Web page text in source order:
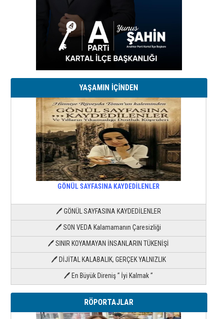
YAŞAMIN İÇİNDEN
GÖNÜL SAYFASINA KAYDEDİLENLER
🖊 GÖNÜL SAYFASINA KAYDEDİLENLER
🖊 SON VEDA Kalamamanın Çaresizliği
🖊 SINIR KOYAMAYAN İNSANLARIN TÜKENİŞİ
🖊 DİJİTAL KALABALIK, GERÇEK YALNIZLIK
🖊 En Büyük Direniş “ İyi Kalmak “
RÖPORTAJLAR